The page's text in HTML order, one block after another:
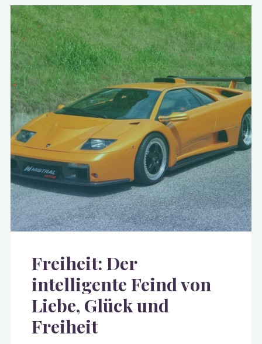
Der
falsche
Schein
des
Reichtums"
Freiheit: Der
intelligente Feind von
Liebe, Glück und
Freiheit